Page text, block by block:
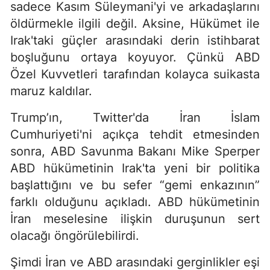
sadece Kasım Süleymani'yi ve arkadaşlarını
öldürmekle ilgili değil. Aksine, Hükümet ile
Irak'taki güçler arasındaki derin istihbarat
boşluğunu ortaya koyuyor. Çünkü ABD
Özel Kuvvetleri tarafından kolayca suikasta
maruz kaldılar.
Trump’ın, Twitter'da İran İslam
Cumhuriyeti'ni açıkça tehdit etmesinden
sonra, ABD Savunma Bakanı Mike Sperper
ABD hükümetinin Irak'ta yeni bir politika
başlattığını ve bu sefer “gemi enkazının”
farklı olduğunu açıkladı. ABD hükümetinin
İran meselesine ilişkin duruşunun sert
olacağı öngörülebilirdi.
Şimdi İran ve ABD arasındaki gerginlikler eşi